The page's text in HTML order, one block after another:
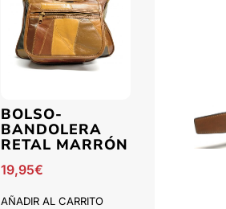
BOLSO-
BANDOLERA
RETAL MARRÓN
19,95€
AÑADIR AL CARRITO